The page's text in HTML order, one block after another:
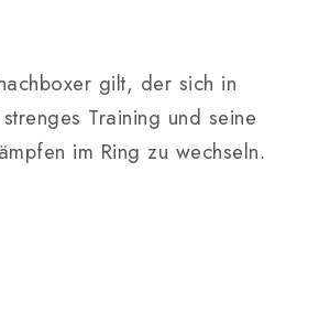
gilt, der sich in
Training und seine
im Ring zu wechseln.